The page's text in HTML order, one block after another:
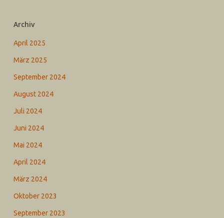
Archiv
April 2025
März 2025
September 2024
August 2024
Juli 2024
Juni 2024
Mai 2024
April 2024
März 2024
Oktober 2023
September 2023